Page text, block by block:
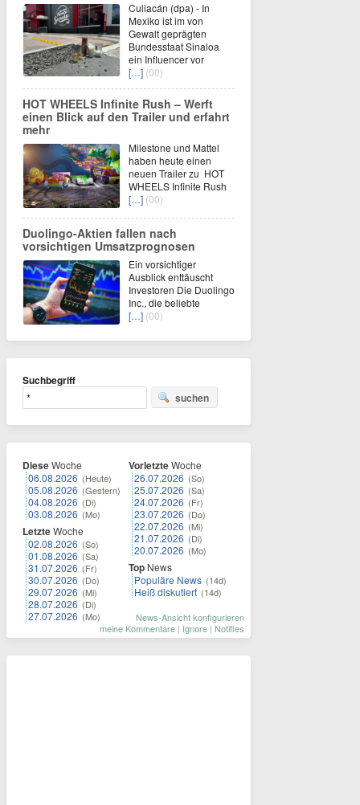
Culiacán (dpa) - In
Mexiko ist im von
Gewalt geprägten
Bundesstaat Sinaloa
ein Influencer vor
[…] (00)
HOT WHEELS Infinite Rush – Werft
einen Blick auf den Trailer und erfahrt
mehr
Milestone und Mattel
haben heute einen
neuen Trailer zu HOT
WHEELS Infinite Rush
[…] (00)
Duolingo-Aktien fallen nach
vorsichtigen Umsatzprognosen
Ein vorsichtiger
Ausblick enttäuscht
Investoren Die Duolingo
Inc., die beliebte
[…] (00)
Suchbegriff
suchen
DieseWoche
06.08.2026 (Heute)
05.08.2026 (Gestern)
04.08.2026 (Di)
03.08.2026 (Mo)
LetzteWoche
02.08.2026 (So)
01.08.2026 (Sa)
31.07.2026 (Fr)
30.07.2026 (Do)
29.07.2026 (Mi)
28.07.2026 (Di)
27.07.2026 (Mo)
VorletzteWoche
26.07.2026 (So)
25.07.2026 (Sa)
24.07.2026 (Fr)
23.07.2026 (Do)
22.07.2026 (Mi)
21.07.2026 (Di)
20.07.2026 (Mo)
Top News
Populäre News (14d)
Heiß diskutiert (14d)
News-Ansicht konfigurieren
meine Kommentare | Ignore | Notifies